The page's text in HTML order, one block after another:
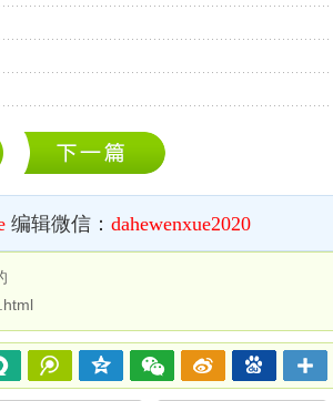
编辑微信： dahewenxue2020